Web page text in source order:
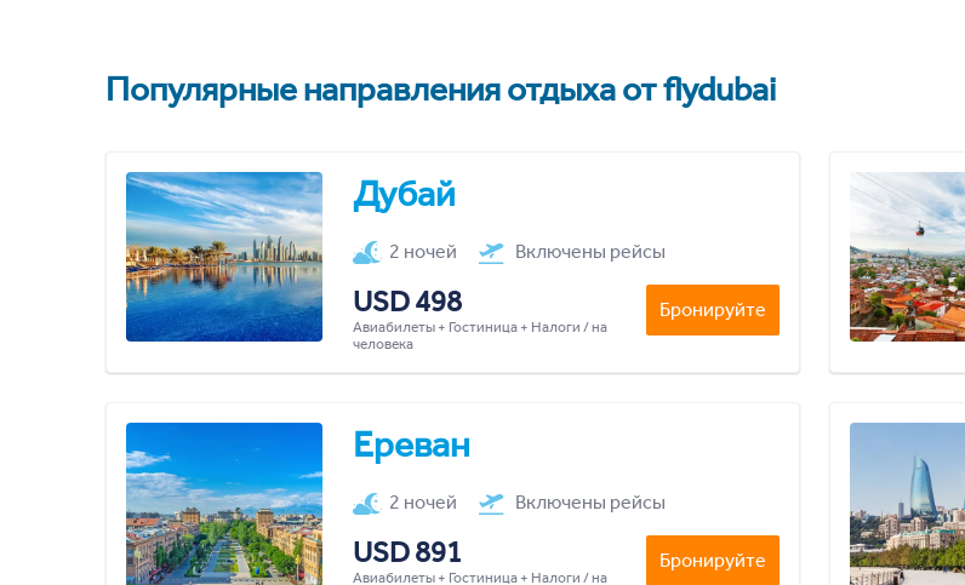
Популярные направления отдыха от flydubai
Дубай
2 ночей Включены рейсы
USD 498
Авиабилеты + Гостиница + Налоги / на
человека
Бронируйте
Ереван
2 ночей Включены рейсы
USD 891
Авиабилеты + Гостиница + Налоги / на
Бронируйте